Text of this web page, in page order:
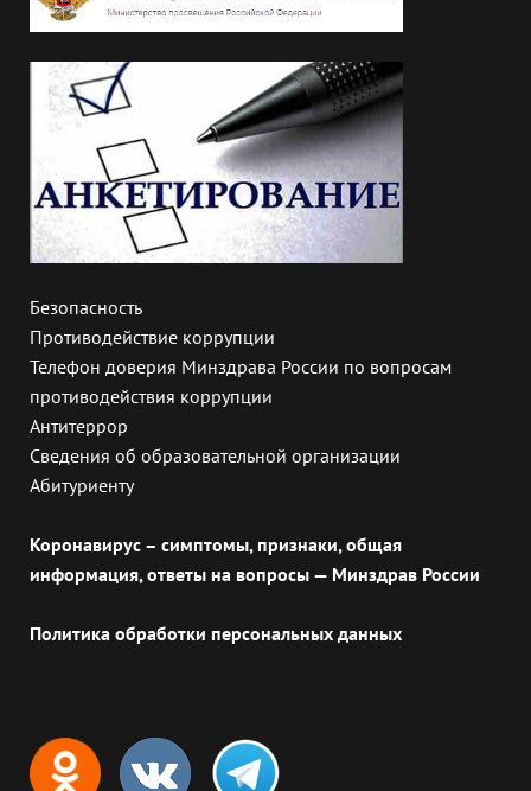
Безопасность
Противодействие коррупции
Телефон доверия Минздрава России по вопросам
противодействия коррупции
Антитеррор
Сведения об образовательной организации
Абитуриенту
Коронавирус – симптомы, признаки, общая
информация, ответы на вопросы — Минздрав России
Политика обработки персональных данных